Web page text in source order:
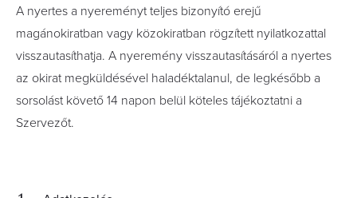
A nyertes a nyereményt teljes bizonyító erejű
magánokiratban vagy közokiratban rögzített nyilatkozattal
visszautasíthatja. A nyeremény visszautasításáról a nyertes
az okirat megküldésével haladéktalanul, de legkésőbb a
sorsolást követő 14 napon belül köteles tájékoztatni a
Szervezőt.